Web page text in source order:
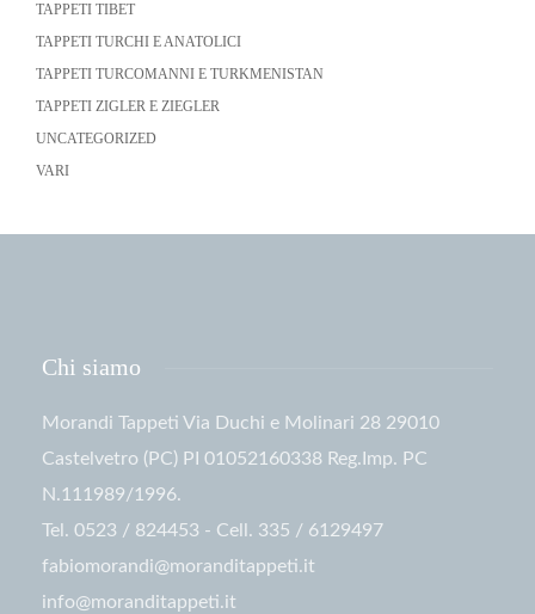
TAPPETI TIBET
TAPPETI TURCHI E ANATOLICI
TAPPETI TURCOMANNI E TURKMENISTAN
TAPPETI ZIGLER E ZIEGLER
UNCATEGORIZED
VARI
Chi siamo
Morandi Tappeti Via Duchi e Molinari 28 29010
Castelvetro (PC) PI 01052160338 Reg.Imp. PC
N.111989/1996.
Tel. 0523 / 824453 - Cell. 335 / 6129497
fabiomorandi@moranditappeti.it
info@moranditappeti.it